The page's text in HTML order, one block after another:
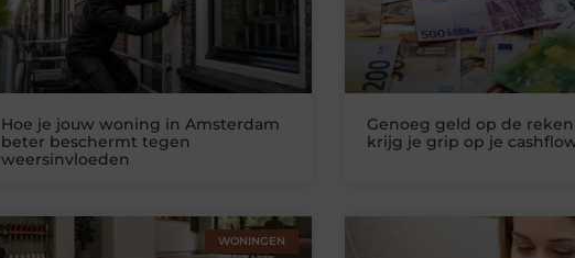
Hoe je jouw woning in Amsterdam
beter beschermt tegen
weersinvloeden
Genoeg geld op de
krijg je grip op je
WONINGEN